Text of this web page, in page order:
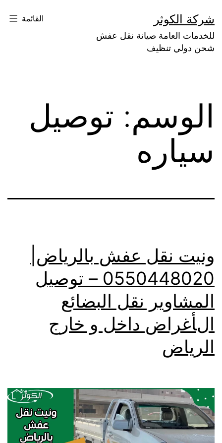
إلى
المحتوى
شركة الكوثر
للخدمات العامة صيانة نقل عفش
شحن دولي تنظيف
القائمة
الوسم: توصيل
سياره
ونيت نقل عفش بالرياض|
0550448020 – توصيل
المشاوير نقل البضائع
الأغراض داخل و خارج
الرياض